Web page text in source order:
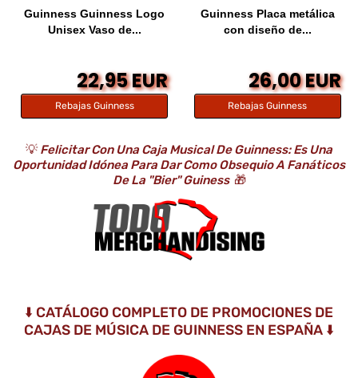
Guinness Guinness Logo
Unisex Vaso de...
22,95 EUR
Rebajas Guinness
Guinness Placa metálica
con diseño de...
26,00 EUR
Rebajas Guinness
💡 Felicitar Con Una Caja Musical De Guinness: Es Una
Oportunidad Idónea Para Dar Como Obsequio A Fanáticos
De La "bier" Guiness 🎁
⬇️ CATÁLOGO COMPLETO DE PROMOCIONES DE
CAJAS DE MÚSICA DE GUINNESS EN ESPAÑA ⬇️